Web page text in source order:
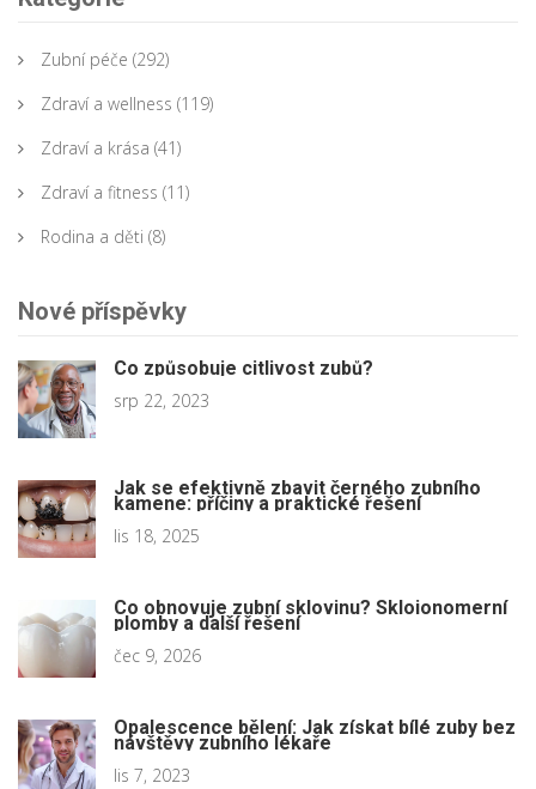
Zubní péče (292)
Zdraví a wellness (119)
Zdraví a krása (41)
Zdraví a fitness (11)
Rodina a děti (8)
Nové příspěvky
Co způsobuje citlivost zubů?
srp 22, 2023
Jak se efektivně zbavit černého zubního
kamene: příčiny a praktické řešení
lis 18, 2025
Co obnovuje zubní sklovinu? Skloionomerní
plomby a další řešení
čec 9, 2026
Opalescence bělení: Jak získat bílé zuby bez
návštěvy zubního lékaře
lis 7, 2023